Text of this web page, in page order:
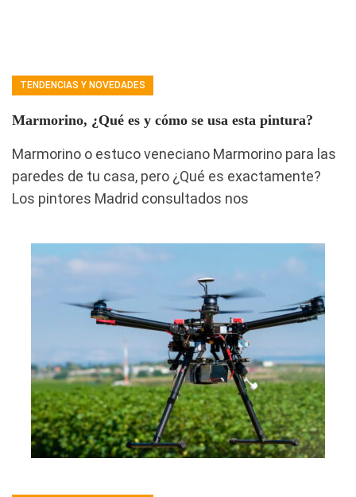
TENDENCIAS Y NOVEDADES
Marmorino, ¿Qué es y cómo se usa esta pintura?
Marmorino o estuco veneciano Marmorino para las
paredes de tu casa, pero ¿Qué es exactamente?
Los pintores Madrid consultados nos